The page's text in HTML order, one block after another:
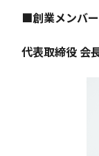
■創業メンバ
代表取締役 会